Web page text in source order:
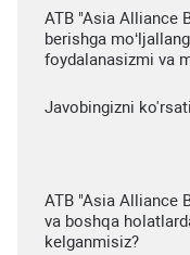
ATB "Asia Alliance
berishga
foydalanasizmi va
Javobingizni
ATB "Asia Alliance
va boshqa
kelganmisiz?